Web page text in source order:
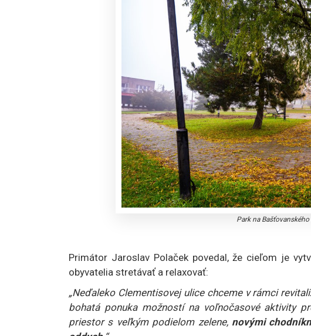
Park na
Primátor Jaroslav Polaček povedal, že cieľom je
obyvatelia stretávať a relaxovať:
„Neďaleko Clementisovej ulice chceme v rámci
bohatá ponuka možností na voľnočasové aktivity
priestor s veľkým podielom zelene, novými